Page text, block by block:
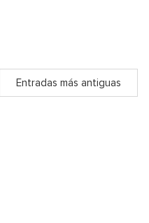
Entradas más antiguas